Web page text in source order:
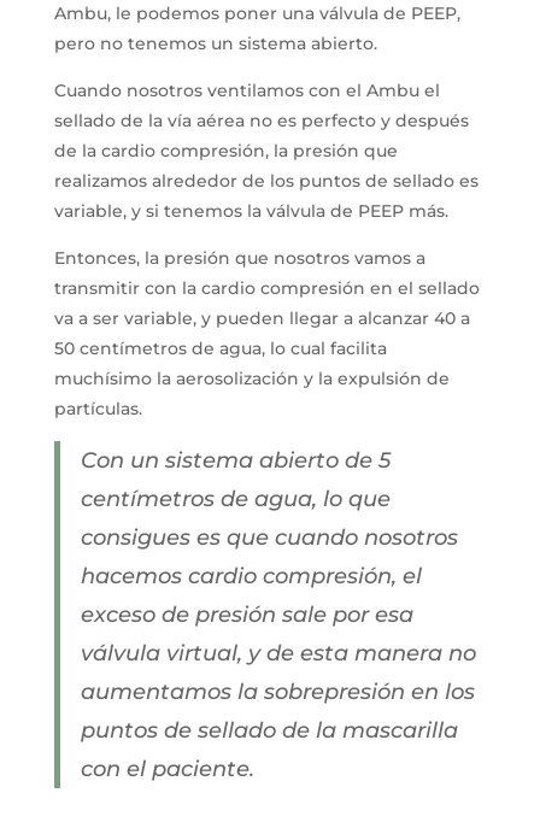
Ambu, le podemos poner una válvula de PEEP,
pero no tenemos un sistema abierto.
Cuando nosotros ventilamos con el Ambu el
sellado de la vía aérea no es perfecto y después
de la cardio compresión, la presión que
realizamos alrededor de los puntos de sellado es
variable, y si tenemos la válvula de PEEP más.
Entonces, la presión que nosotros vamos a
transmitir con la cardio compresión en el sellado
va a ser variable, y pueden llegar a alcanzar 40 a
50 centímetros de agua, lo cual facilita
muchísimo la aerosolización y la expulsión de
partículas.
Con un sistema abierto de 5
centímetros de agua, lo que
consigues es que cuando nosotros
hacemos cardio compresión, el
exceso de presión sale por esa
válvula virtual, y de esta manera no
aumentamos la sobrepresión en los
puntos de sellado de la mascarilla
con el paciente.